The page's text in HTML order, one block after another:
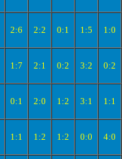
2:6 2:2 0:1 1:5 1:0
1:7 2:1 0:2 3:2 0:2
0:1 2:0 1:2 3:1 1:1
1:1 1:2 1:2 0:0 4:0